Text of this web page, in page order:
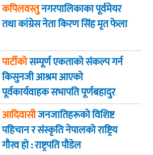
कपिलवस्तुनगरपालिकाका पूर्वमेयर
तथा कांग्रेस नेता किरण सिंह मृत फेला
पार्टीकोसम्पूर्ण एकताको संकल्प गर्न
किसुनजी आश्रम आएकाे
पूर्वकार्यवाहक सभापति पूर्णबहादुर
खड्का
आदिवासीजनजातिहरूको विशिष्ट
पहिचान र संस्कृति नेपालको राष्ट्रिय
गौरव हो : राष्ट्रपति पौडेल